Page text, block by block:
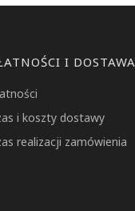
I DOSTAWA
i koszty dostawy
realizacji zamówienia